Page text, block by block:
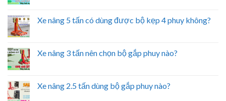
Xe nâng 5 tấn có dùng được bộ kẹp 4 phuy không?
Xe nâng 3 tấn nên chọn bộ gắp phuy nào?
Xe nâng 2.5 tấn dùng bộ gắp phuy nào?